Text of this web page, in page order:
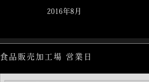
2016年8月
食品販売加工場 営業日